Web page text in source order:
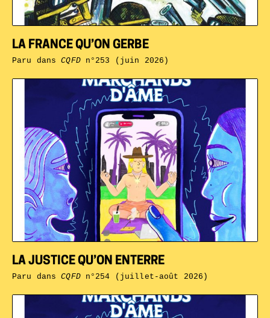
LA JUSTICE QU’ON ENTERRE
Paru dansCQFDn°254 (juillet-août 2026)
LA FRANCE QU’ON GERBE
Paru dansCQFDn°253 (juin 2026)